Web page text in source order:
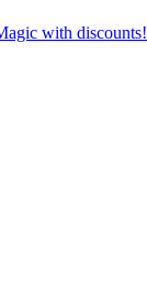
with discounts!